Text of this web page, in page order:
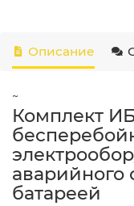
Описание
~
Комплект
батареей